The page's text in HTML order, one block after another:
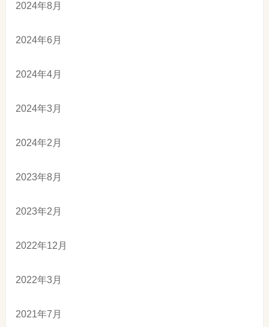
2024年8月
2024年6月
2024年4月
2024年3月
2024年2月
2023年8月
2023年2月
2022年12月
2022年3月
2021年7月